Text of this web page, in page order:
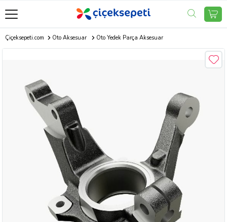
Çiçeksepeti.com Oto Aksesuar Oto Yedek Parça Aksesuar